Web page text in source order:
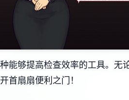
能够提高检查效率的工具。
首扇扇便利之门！